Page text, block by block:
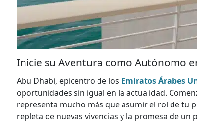
Inicie su Aventura como Autónomo
Abu Dhabi, epicentro de los Emiratos Árabes
oportunidades sin igual en la actualidad.
representa mucho más que asumir el rol de tu
repleta de nuevas vivencias y la promesa de un